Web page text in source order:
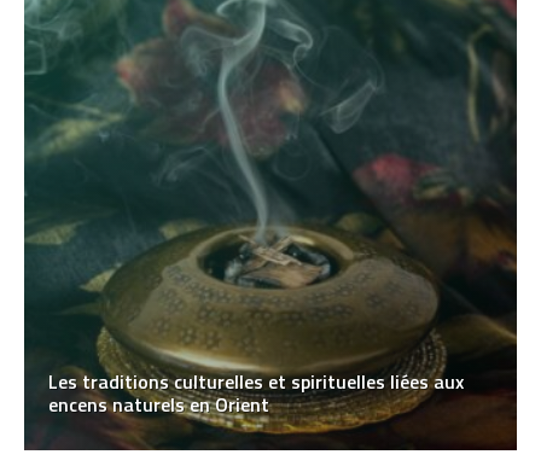
Les traditions culturelles et spirituelles liées aux
encens naturels en Orient